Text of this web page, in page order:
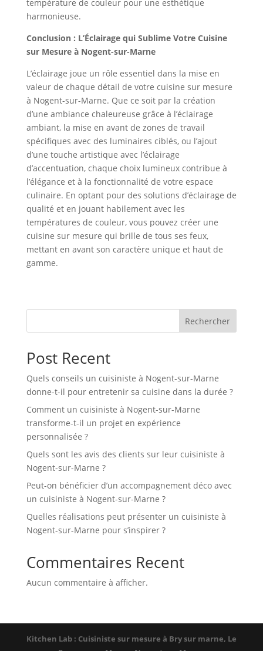
température de couleur pour une esthétique
harmonieuse.
Conclusion : L’Éclairage qui Sublime Votre Cuisine
sur Mesure à Nogent-sur-Marne
L’éclairage joue un rôle essentiel dans la mise en
valeur de chaque détail de votre cuisine sur mesure
à Nogent-sur-Marne. Que ce soit par la création
d’une ambiance chaleureuse grâce à l’éclairage
ambiant, la mise en avant de zones de travail
spécifiques avec des luminaires ciblés, ou l’ajout
d’une touche artistique avec l’éclairage
d’accentuation, chaque choix lumineux contribue à
l’élégance et à la fonctionnalité de votre espace
culinaire. En optant pour des solutions d’éclairage de
qualité et en jouant habilement avec les
températures de couleur, vous pouvez créer une
cuisine sur mesure qui brille de tous ses feux,
mettant en avant son caractère unique et haut de
gamme.
Rechercher
Post Recent
Quels conseils un cuisiniste à Nogent-sur-Marne
donne-t-il pour entretenir sa cuisine dans la durée ?
Comment un cuisiniste à Nogent-sur-Marne
transforme-t-il un projet en expérience
personnalisée ?
Quels sont les avis des clients sur leur cuisiniste à
Nogent-sur-Marne ?
Peut-on bénéficier d’un accompagnement déco avec
un cuisiniste à Nogent-sur-Marne ?
Quelles réalisations peut présenter un cuisiniste à
Nogent-sur-Marne pour s’inspirer ?
Commentaires Recent
Aucun commentaire à afficher.
Kitchen Lab : Cuisiniste sur mesure à Bry sur marne, Le